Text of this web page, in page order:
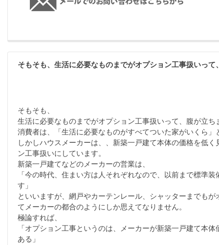
そもそも、生活に必要なものまでがオプション工事扱いって
そもそも、
生活に必要なものまでがオプション工事扱いって、腹が立ち
消費者は、「生活に必要なものがすべてついた家がいくら
しかしハウスメーカーは、、新築一戸建て本体の価格を低
ン工事扱いにしています。
新築一戸建てなどのメーカーの営業は、
「今の時代、住まい方は人それぞれなので、以前まで標準
す」
といいますが、網戸やカーテンレール、シャッターまでも
てメーカーの都合のようにしか思えてなりません。
極論すれば、
「オプション工事というのは、メーカーが新築一戸建て本
ある」